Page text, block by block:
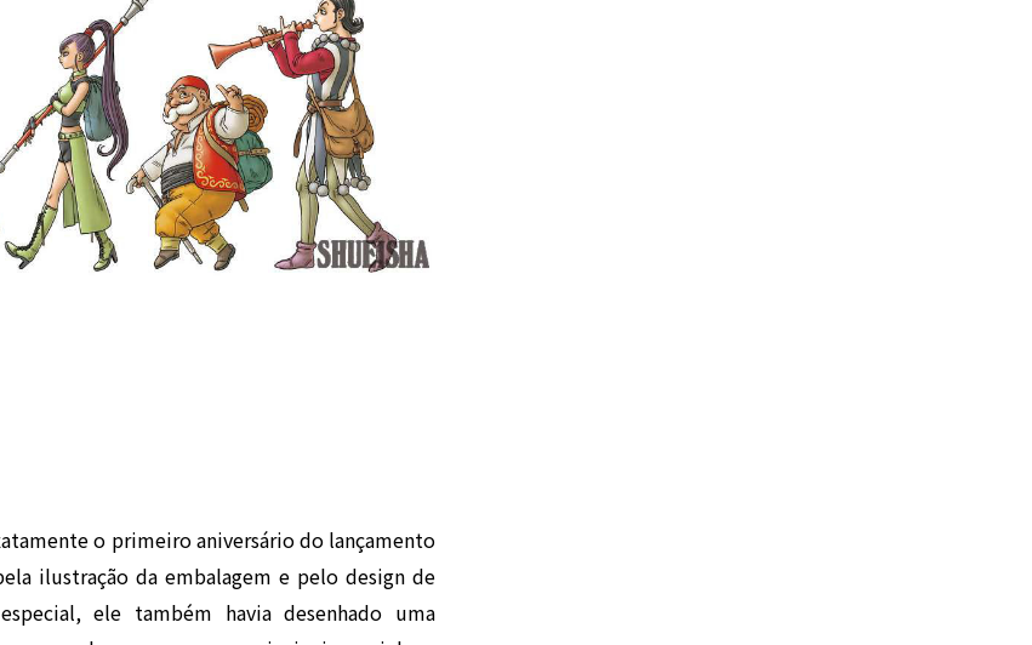
o primeiro aniversário do lançamento
ilustração da embalagem e pelo design de
ele também havia desenhado uma